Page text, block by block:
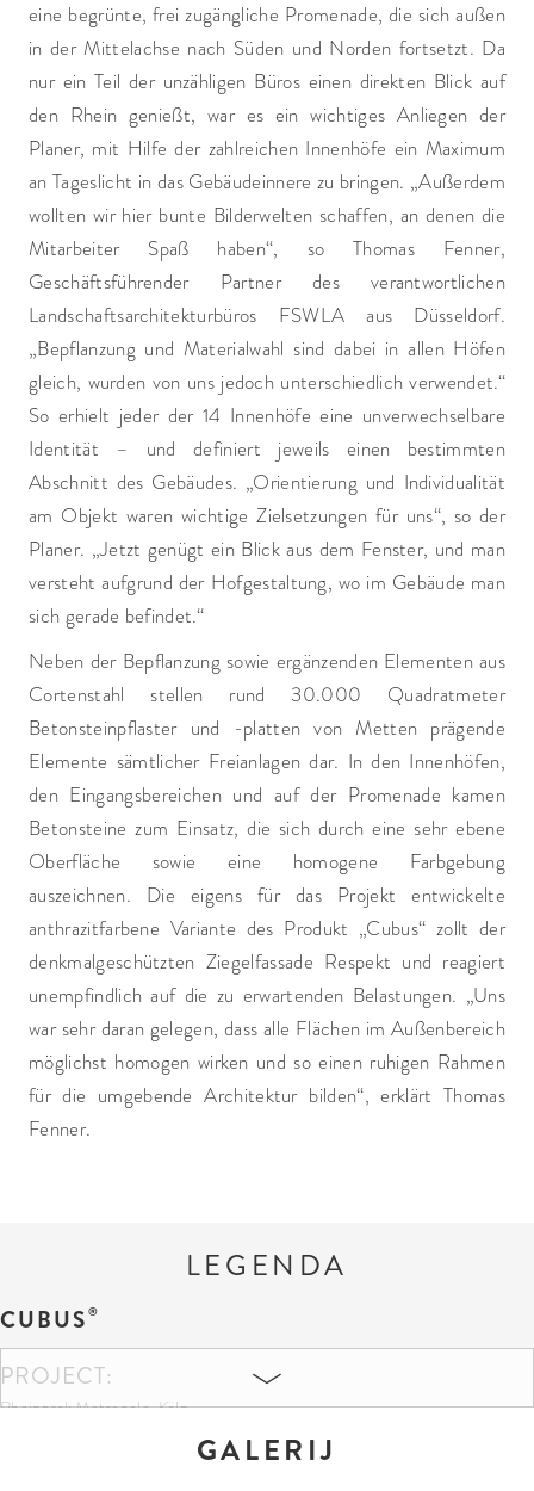
eine begrünte, frei zugängliche Promenade, die sich außen
in der Mittelachse nach Süden und Norden fortsetzt. Da
nur ein Teil der unzähligen Büros einen direkten Blick auf
den Rhein genießt, war es ein wichtiges Anliegen der
Planer, mit Hilfe der zahlreichen Innenhöfe ein Maximum
an Tageslicht in das Gebäudeinnere zu bringen. „Außerdem
wollten wir hier bunte Bilderwelten schaffen, an denen die
Mitarbeiter Spaß haben“, so Thomas Fenner,
Geschäftsführender Partner des verantwortlichen
Landschaftsarchitekturbüros FSWLA aus Düsseldorf.
„Bepflanzung und Materialwahl sind dabei in allen Höfen
gleich, wurden von uns jedoch unterschiedlich verwendet.“
So erhielt jeder der 14 Innenhöfe eine unverwechselbare
Identität – und definiert jeweils einen bestimmten
Abschnitt des Gebäudes. „Orientierung und Individualität
am Objekt waren wichtige Zielsetzungen für uns“, so der
Planer. „Jetzt genügt ein Blick aus dem Fenster, und man
versteht aufgrund der Hofgestaltung, wo im Gebäude man
sich gerade befindet.“
Neben der Bepflanzung sowie ergänzenden Elementen aus
Cortenstahl stellen rund 30.000 Quadratmeter
Betonsteinpflaster und -platten von Metten prägende
Elemente sämtlicher Freianlagen dar. In den Innenhöfen,
den Eingangsbereichen und auf der Promenade kamen
Betonsteine zum Einsatz, die sich durch eine sehr ebene
Oberfläche sowie eine homogene Farbgebung
auszeichnen. Die eigens für das Projekt entwickelte
anthrazitfarbene Variante des Produkt „Cubus“ zollt der
denkmalgeschützten Ziegelfassade Respekt und reagiert
unempfindlich auf die zu erwartenden Belastungen. „Uns
war sehr daran gelegen, dass alle Flächen im Außenbereich
möglichst homogen wirken und so einen ruhigen Rahmen
für die umgebende Architektur bilden“, erklärt Thomas
Fenner.
LEGENDA
CUBUS
PROJECT:
Rheinpark Metropole, Köln
KLEUREN EN FORMATEN:
GALERIJ